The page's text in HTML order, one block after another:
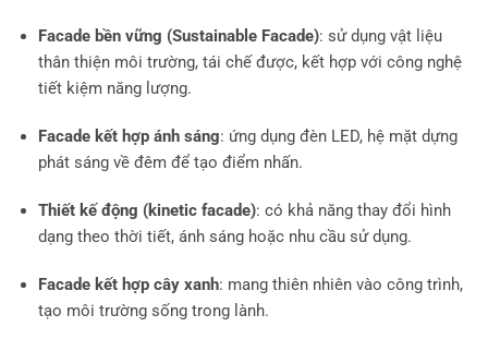
Facade bền vững (Sustainable Facade): sử dụng vật liệu
thân thiện môi trường, tái chế được, kết hợp với công nghệ
tiết kiệm năng lượng.
Facade kết hợp ánh sáng: ứng dụng đèn LED, hệ mặt dựng
phát sáng về đêm để tạo điểm nhấn.
Thiết kế động (kinetic facade): có khả năng thay đổi hình
dạng theo thời tiết, ánh sáng hoặc nhu cầu sử dụng.
Facade kết hợp cây xanh: mang thiên nhiên vào công trình,
tạo môi trường sống trong lành.